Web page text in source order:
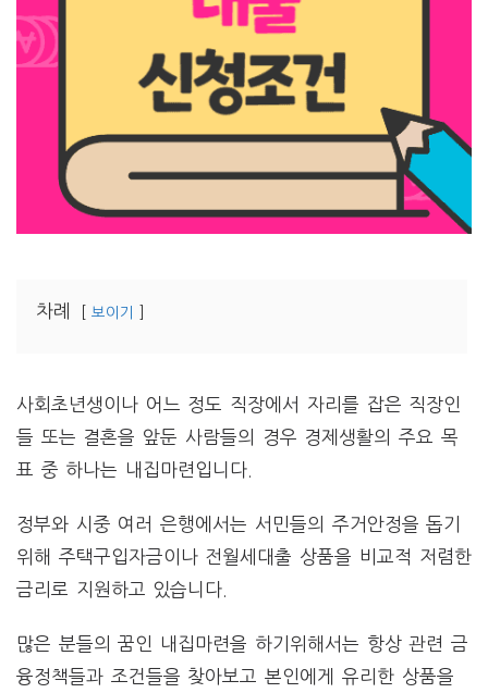
차례 보이기
사회초년생이나 어느 정도 직장에서 자리를 잡은 직장인
들 또는 결혼을 앞둔 사람들의 경우 경제생활의 주요 목
표 중 하나는 내집마련입니다.
정부와 시중 여러 은행에서는 서민들의 주거안정을 돕기
위해 주택구입자금이나 전월세대출 상품을 비교적 저렴한
금리로 지원하고 있습니다.
많은 분들의 꿈인 내집마련을 하기위해서는 항상 관련 금
융정책들과 조건들을 찾아보고 본인에게 유리한 상품을